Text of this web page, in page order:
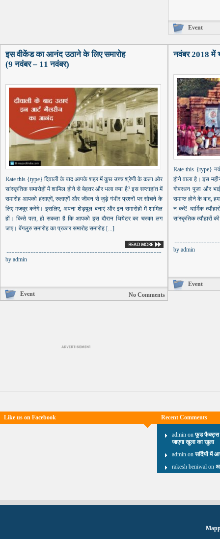
Event
इस वीकेंड का आनंद उठाने के लिए समारोह
(9 नवंबर – 11 नवंबर)
Rate this {type} दिवाली के बाद आपके शहर में कुछ उच्च श्रेणी के कला और
सांस्कृतिक समारोहों में शामिल होने से बेहतर और भला क्या है? इस सप्ताहांत में
समारोह आपको हंसाएगें, रुलाएगें और जीवन से जुड़े गंभीर प्रश्नों पर सोचने के
लिए मजबूर करेंगे। इसलिए, अपना शेड्यूल बनाएं और इन समारोहों में शामिल
हों। किसे पता, हो सकता है कि आपको इस दौरान थियेटर का चस्का लग
जाए। बेंगलुरु समारोह का प्रकार समारोह समारोह [...]
by admin
Event No Comments
नवंबर 2018 में
Rate this {type}
होने वाला है। इस
गोबरधन पूजा और
समाप्त होने के बाद,
न करें! धार्मिक
सांस्कृतिक त्यौहारों
by admin
Event
Like us on Facebook Recent Comments
admin onफूड फैक्ट्स
जाएगा खुला का खुला
admin onसर्दियों में
rakesh beniwal on